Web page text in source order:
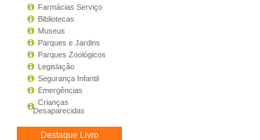
Farmácias Serviço
Bibliotecas
Museus
Parques e Jardins
Parques Zoológicos
Legislação
Segurança Infantil
Emergências
Crianças
Desaparecidas
Destaque Livro